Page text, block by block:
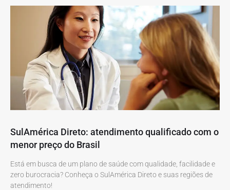
SulAmérica Direto: atendimento qualificado com o
menor preço do Brasil
Está em busca de um plano de saúde com qualidade, facilidade e
zero burocracia? Conheça o SulAmérica Direto e suas regiões de
atendimento!